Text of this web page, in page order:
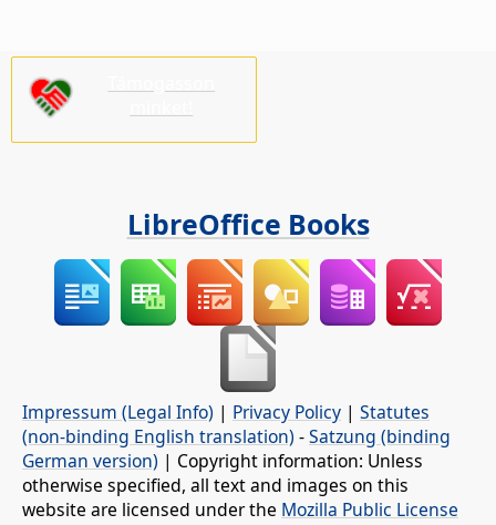
LibreOffice Books
Impressum (Legal Info) | Privacy Policy | Statutes
(non-binding English translation) -Satzung (binding
German version) | Copyright information: Unless
otherwise specified, all text and images on this
website are licensed under the Mozilla Public License